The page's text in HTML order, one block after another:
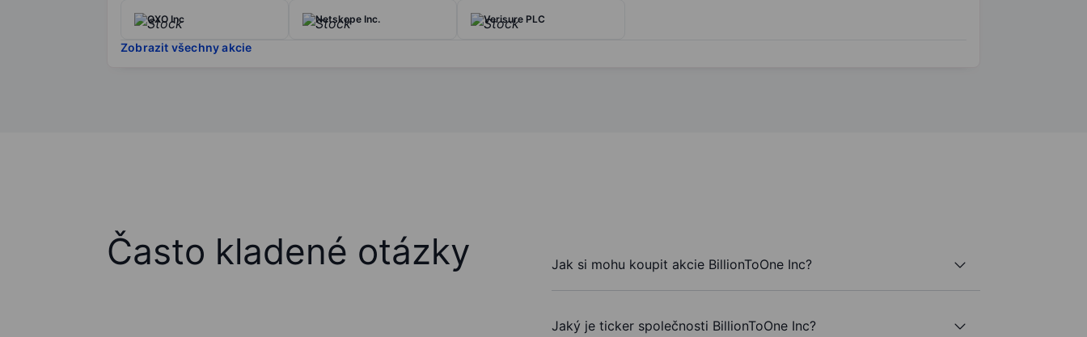
QXO Inc Netskope Inc. Verisure PLC
Zobrazit všechny akcie
Často kladené otázky Jak si mohu koupit akcie BillionToOne Inc?
Jaký je ticker společnosti BillionToOne Inc?